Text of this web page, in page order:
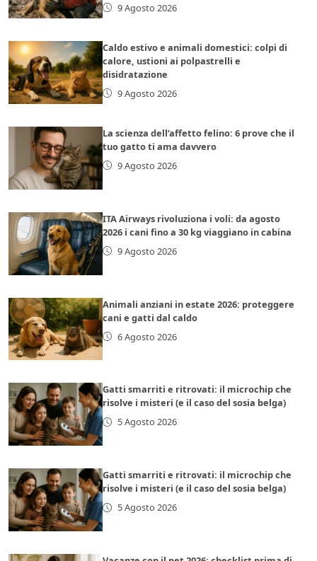
9 Agosto 2026
Caldo estivo e animali domestici: colpi di
calore, ustioni ai polpastrelli e
disidratazione
9 Agosto 2026
La scienza dell’affetto felino: 6 prove che il
tuo gatto ti ama davvero
9 Agosto 2026
ITA Airways rivoluziona i voli: da agosto
2026 i cani fino a 30 kg viaggiano in cabina
9 Agosto 2026
Animali anziani in estate 2026: proteggere
cani e gatti dal caldo
6 Agosto 2026
Gatti smarriti e ritrovati: il microchip che
risolve i misteri (e il caso del sosia belga)
5 Agosto 2026
Gatti smarriti e ritrovati: il microchip che
risolve i misteri (e il caso del sosia belga)
5 Agosto 2026